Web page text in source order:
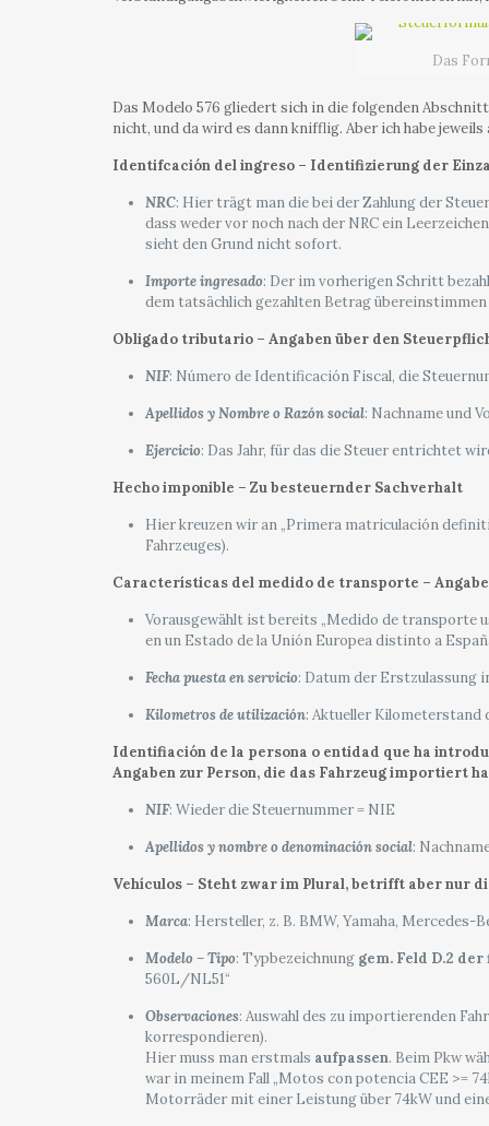
Das
Das Modelo 576 gliedert sich in die folgenden
nicht, und da wird es dann knifflig. Aber ich habe
Identifcación del ingreso – Identifizierung der
NRC: Hier trägt man die bei der Zahlung der
dass weder vor noch nach der NRC ein
sieht den Grund nicht sofort.
Importe ingresado: Der im vorherigen Schritt
dem tatsächlich gezahlten Betrag übereinstimmen
Obligado tributario – Angaben über den
NIF: Número de Identificación Fiscal, die
Apellidos y Nombre o Razón social: Nachname und
Ejercicio: Das Jahr, für das die Steuer entrichtet
Hecho imponible – Zu besteuernder Sachverhalt
Hier kreuzen wir an „Primera matriculación
Fahrzeuges).
Características del medido de transporte –
Vorausgewählt ist bereits „Medido de transporte
en un Estado de la Unión Europea distinto a
Fecha puesta en servicio: Datum der Erstzulassung
Kilometros de utilización: Aktueller Kilometerstand
Identifiación de la persona o entidad que ha
Angaben zur Person, die das Fahrzeug importiert
NIF: Wieder die Steuernummer = NIE
Apellidos y nombre o denominación social:
Vehículos – Steht zwar im Plural, betrifft aber nur
Marca: Hersteller, z. B. BMW, Yamaha, Mercedes-
Modelo– Tipo: Typbezeichnung gem. Feld D.2
560L/NL51“
Observaciones: Auswahl des zu importierenden
korrespondieren).
Hier muss man erstmals aufpassen. Beim Pkw
war in meinem Fall „Motos con potencia CEE >=
Motorräder mit einer Leistung über 74kW und